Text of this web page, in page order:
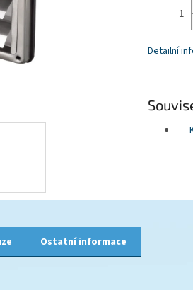
Detailní
Ostatní informace